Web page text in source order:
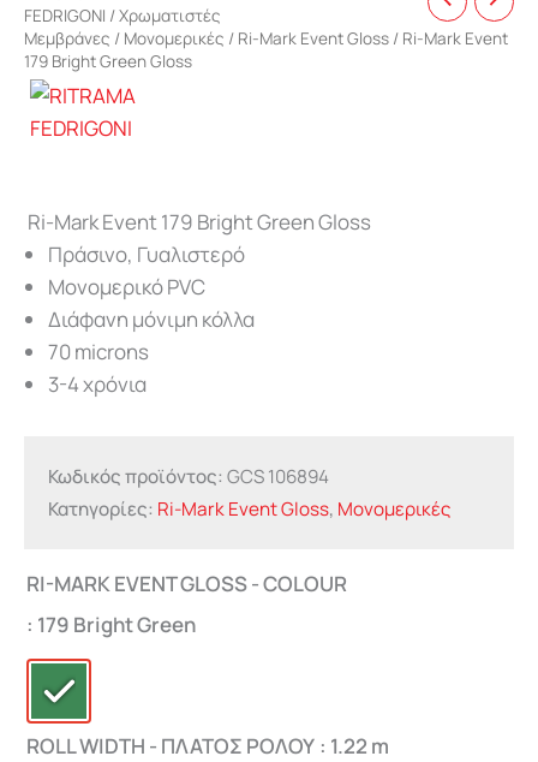
FEDRIGONI /Χρωματιστές
Μεμβράνες / Μονομερικές / Ri-Mark Event Gloss / Ri-Mark Event
179 Bright Green Gloss
Ri-Mark Event 179 Bright Green Gloss
Πράσινο, Γυαλιστερό
Μονομερικό PVC
Διάφανη μόνιμη κόλλα
70 microns
3-4 χρόνια
Κωδικός προϊόντος: GCS 106894
Κατηγορίες: Ri-Mark Event Gloss, Μονομερικές
RI-MARK EVENT GLOSS - COLOUR
: 179 Bright Green
ROLL WIDTH - ΠΛΑΤΟΣ ΡΟΛΟΥ : 1.22 m